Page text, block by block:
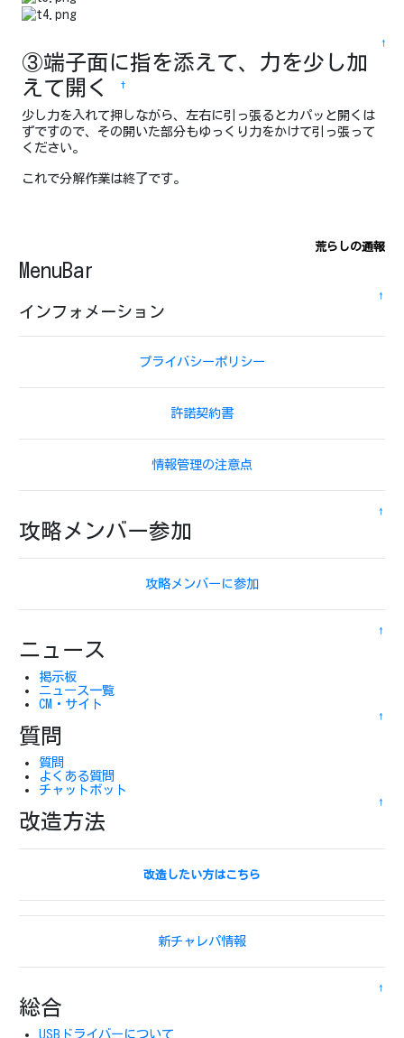
↑
③端子面に指を添えて、力を少し加
えて開く
†
少し力を入れて押しながら、左右に引っ張るとカパッと開くは
ずですので、その開いた部分もゆっくり力をかけて引っ張って
ください。
これで分解作業は終了です。
荒らしの通報
MenuBar
↑
インフォメーション
プライバシーポリシー
許諾契約書
情報管理の注意点
↑
攻略メンバー参加
攻略メンバーに参加
↑
ニュース
掲示板
ニュース一覧
CM・サイト
↑
質問
質問
よくある質問
チャットボット
↑
改造方法
改造したい方はこちら
新チャレパ情報
↑
総合
USBドライバーについて